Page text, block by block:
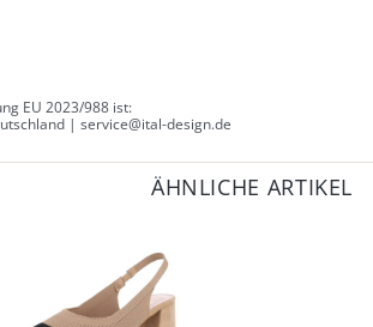
EU 2023/988 ist:
| service@ital-design.de
ÄHNLICHE ARTIKEL